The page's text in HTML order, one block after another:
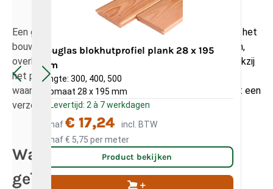
Een grenen blokhutprofiel wordt veel toegepast voor het
bouwen van tuinhuizen, schuren, bergingen, blokhutten,
overkappingen en andere houten buitenverblijven. Dankzij
het profiel sluiten de planken stevig op elkaar aan,
waardoor een stabiele wandconstructie ontstaat met een
verzorgde uitstraling.
Waarom kiezen voor
geïmpregneerd grenen
Douglas blokhutprofiel plank 28 x 195
mm
Lengte: 300, 400, 500
Kopmaat 28 x 195 mm
Levertijd: 2 à 7 werkdagen
Vanaf€ 17,24
incl. BTW
Vanaf€ 5,75 per meter
Product bekijken